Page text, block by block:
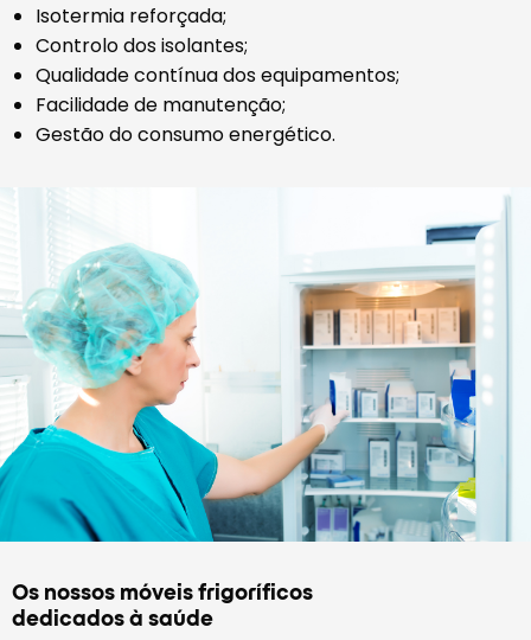
Isotermia reforçada;
Controlo dos isolantes;
Qualidade contínua dos equipamentos;
Facilidade de manutenção;
Gestão do consumo energético.
Os nossos móveis frigoríficos
dedicados à saúde